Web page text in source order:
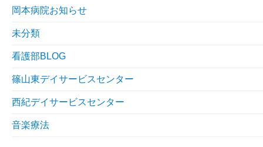
岡本病院お知らせ
未分類
看護部BLOG
篠山東デイサービスセンター
西紀デイサービスセンター
音楽療法